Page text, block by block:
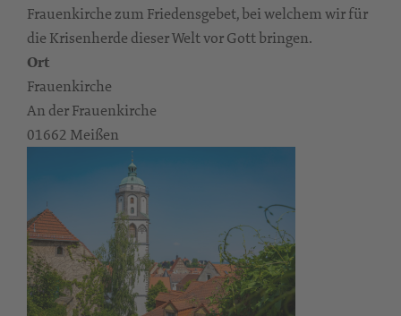
Frauenkirche zum Friedensgebet, bei welchem wir für
die Krisenherde dieser Welt vor Gott bringen.
Ort
Frauenkirche
An der Frauenkirche
01662 Meißen